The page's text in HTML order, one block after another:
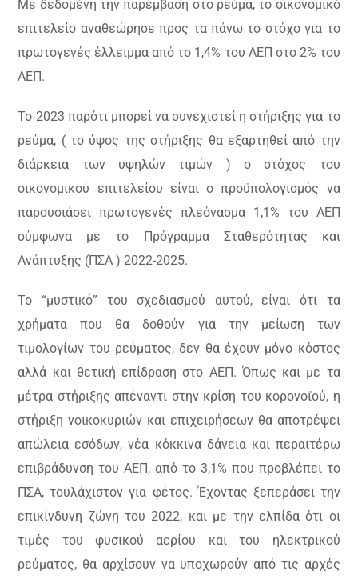
Με δεδομένη την παρέμβαση στο ρεύμα, το οικονομικό
επιτελείο αναθεώρησε προς τα πάνω το στόχο για το
πρωτογενές έλλειμμα από το 1,4% του ΑΕΠ στο 2% του
ΑΕΠ.
Το 2023 παρότι μπορεί να συνεχιστεί η στήριξης για το
ρεύμα, ( το ύψος της στήριξης θα εξαρτηθεί από την
διάρκεια των υψηλών τιμών ) ο στόχος του
οικονομικού επιτελείου είναι ο προϋπολογισμός να
παρουσιάσει πρωτογενές πλεόνασμα 1,1% του ΑΕΠ
σύμφωνα με το Πρόγραμμα Σταθερότητας και
Ανάπτυξης (ΠΣΑ ) 2022-2025.
Το “μυστικό” του σχεδιασμού αυτού, είναι ότι τα
χρήματα που θα δοθούν για την μείωση των
τιμολογίων του ρεύματος, δεν θα έχουν μόνο κόστος
αλλά και θετική επίδραση στο ΑΕΠ. Όπως και με τα
μέτρα στήριξης απέναντι στην κρίση του κορονοϊού, η
στήριξη νοικοκυριών και επιχειρήσεων θα αποτρέψει
απώλεια εσόδων, νέα κόκκινα δάνεια και περαιτέρω
επιβράδυνση του ΑΕΠ, από το 3,1% που προβλέπει το
ΠΣΑ, τουλάχιστον για φέτος. Έχοντας ξεπεράσει την
επικίνδυνη ζώνη του 2022, και με την ελπίδα ότι οι
τιμές του φυσικού αερίου και του ηλεκτρικού
ρεύματος, θα αρχίσουν να υποχωρούν από τις αρχές